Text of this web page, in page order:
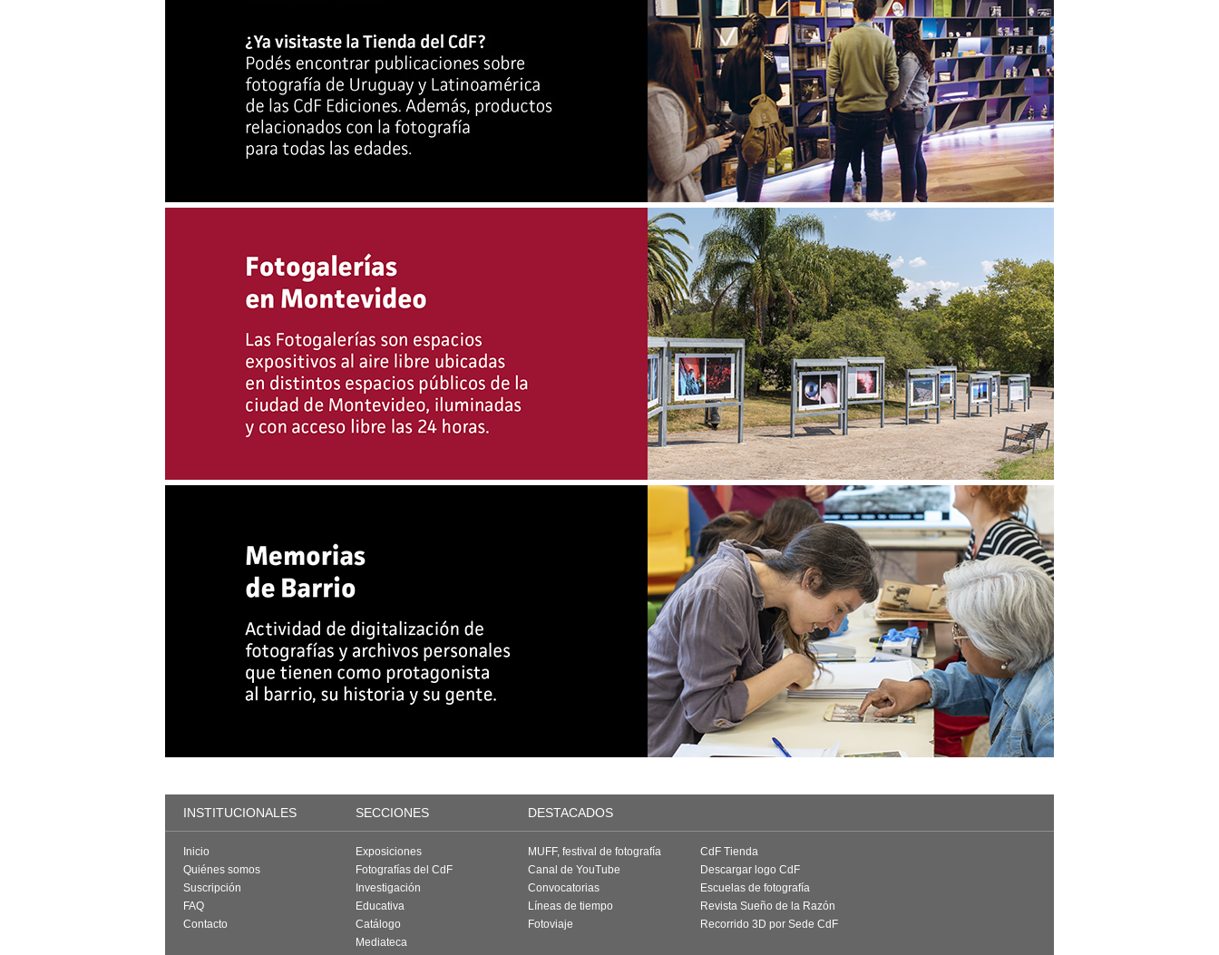
INSTITUCIONALES SECCIONES DESTACADOS
Inicio
Quiénes somos
Suscripción
FAQ
Contacto
Exposiciones
Fotografías del CdF
Investigación
Educativa
Catálogo
Mediateca
MUFF, festival de fotografía
Canal de YouTube
Convocatorias
Líneas de tiempo
Fotoviaje
CdF Tienda
Descargar logo CdF
Escuelas de fotografía
Revista Sueño de la Razón
Recorrido 3D por Sede CdF